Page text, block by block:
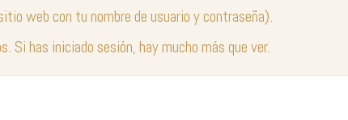
web con tu nombre de usuario y contraseña).
Si has iniciado sesión, hay mucho más que ver.